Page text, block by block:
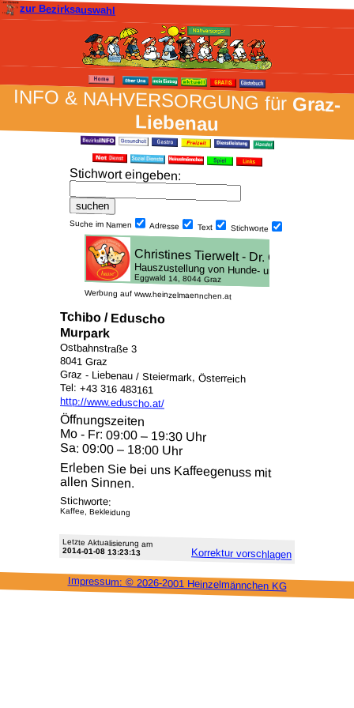
zur Bezirksauswahl
INFO & NAH­VER­SORG­UNG fürGraz-
Liebenau
Stich­wort ein­geben:
Suche im Namen Adresse Text Stich­worte
Werbung auf www.heinzelmaennchen.at
Tchibo / Eduscho
Murpark
Ostbahnstraße 3
8041 Graz
Graz - Liebenau / Steiermark, Österreich
Tel: +43 316 483161
http://www.eduscho.at/
Öffnungszeiten
Mo - Fr: 09:00 – 19:30 Uhr
Sa: 09:00 – 18:00 Uhr
Erleben Sie bei uns Kaffeegenuss mit
allen Sinnen.
Stichworte:
Kaffee, Bekleidung
Letzte Aktu­alisie­rung am
2014-01-08 13:23:13 Korrektur vor­schlagen
Impressum: © 2026-2001 Heinzel­männchen KG